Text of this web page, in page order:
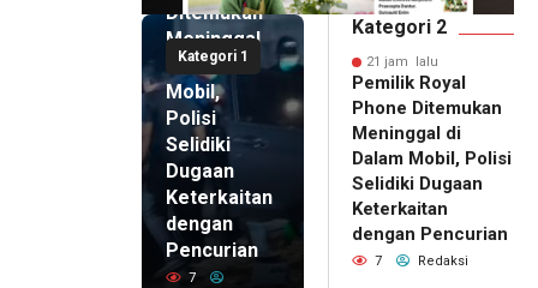
Kategori 1
Ditemukan
Meninggal
di Dalam
Mobil,
Polisi
Selidiki
Dugaan
Keterkaitan
dengan
Pencurian
7
Kategori 2
21 jam lalu
Pemilik Royal
Phone Ditemukan
Meninggal di
Dalam Mobil, Polisi
Selidiki Dugaan
Keterkaitan
dengan Pencurian
7 Redaksi